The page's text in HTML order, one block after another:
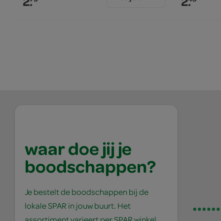
waar doe jij je
boodschappen?
Je bestelt de boodschappen bij de
lokale SPAR in jouw buurt. Het